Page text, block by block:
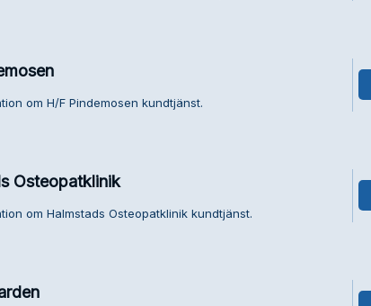
om H/F Pindemosen kundtjänst.
Osteopatklinik
om Halmstads Osteopatklinik kundtjänst.